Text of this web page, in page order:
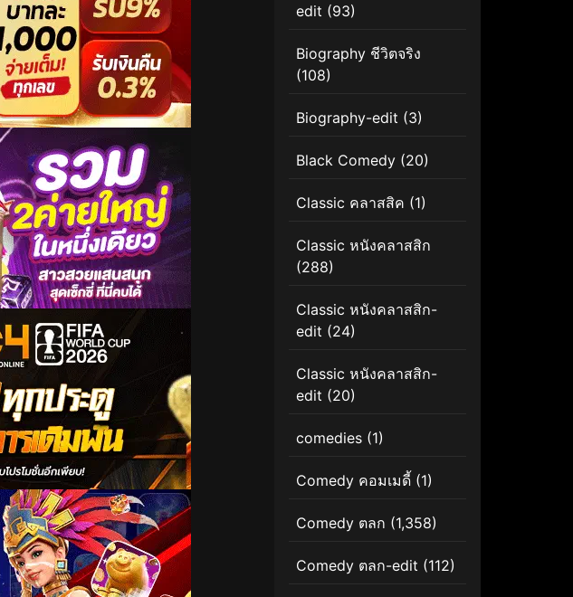
edit (93)
Biography ชีวิตจริง
(108)
Biography-edit (3)
Black Comedy (20)
Classic คลาสสิค (1)
Classic หนังคลาสสิก
(288)
Classic หนังคลาสสิก-
edit (24)
Classic หนังคลาสสิก-
edit (20)
comedies (1)
Comedy คอมเมดี้ (1)
Comedy ตลก (1,358)
Comedy ตลก-edit (112)